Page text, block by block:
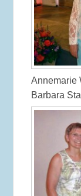
Annemarie
Barbara